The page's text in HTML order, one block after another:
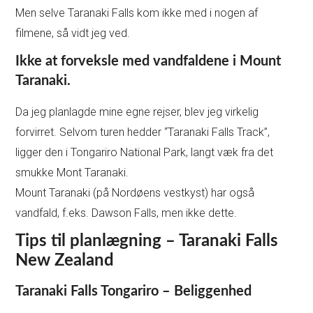
Men selve Taranaki Falls kom ikke med i nogen af
filmene, så vidt jeg ved.
Ikke at forveksle med vandfaldene i Mount
Taranaki.
Da jeg planlagde mine egne rejser, blev jeg virkelig
forvirret. Selvom turen hedder “Taranaki Falls Track”,
ligger den i Tongariro National Park, langt væk fra det
smukke Mont Taranaki.
Mount Taranaki (på Nordøens vestkyst) har også
vandfald, f.eks. Dawson Falls, men ikke dette.
Tips til planlægning – Taranaki Falls
New Zealand
Taranaki Falls Tongariro – Beliggenhed